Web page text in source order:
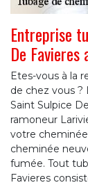
Entreprise
De Favieres
Etes-vous à la
de chez vous ?
Saint Sulpice
ramoneur
votre
cheminée
fumée. Tout
Favieres